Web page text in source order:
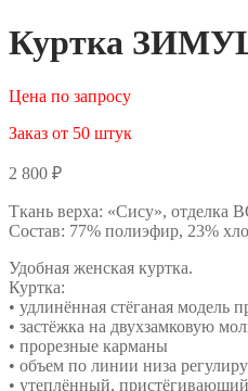
Куртка
Цена по запросу
Заказ от 50 штук
2 800 ₽
Ткань верха: «Сису», отделка
Состав: 77% полиэфир, 23%
Удобная женская куртка.
Куртка:
• удлинённая стёганая модель
• застёжка на двухзамковую
• прорезные карманы
• объем по линии низа
• утеплённый,